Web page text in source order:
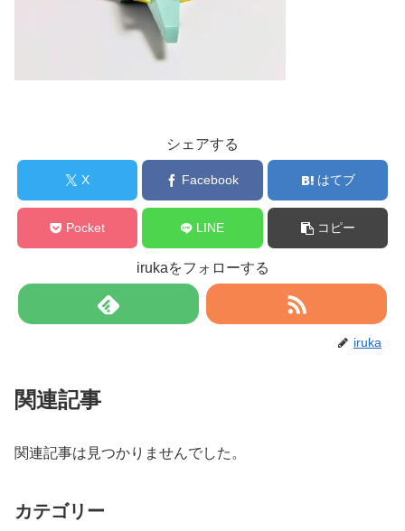
シェアする
X Facebook はてブ
Pocket LINE コピー
irukaをフォローする
iruka
関連記事
関連記事は見つかりませんでした。
カテゴリー